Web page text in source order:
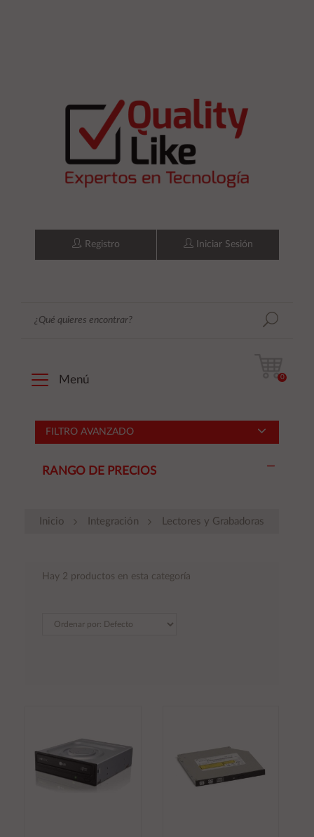
Registro Iniciar Sesión
Menú 0
FILTRO AVANZADO
RANGO DE PRECIOS
Inicio Integración Lectores y Grabadoras
Hay 2 productos en esta categoría